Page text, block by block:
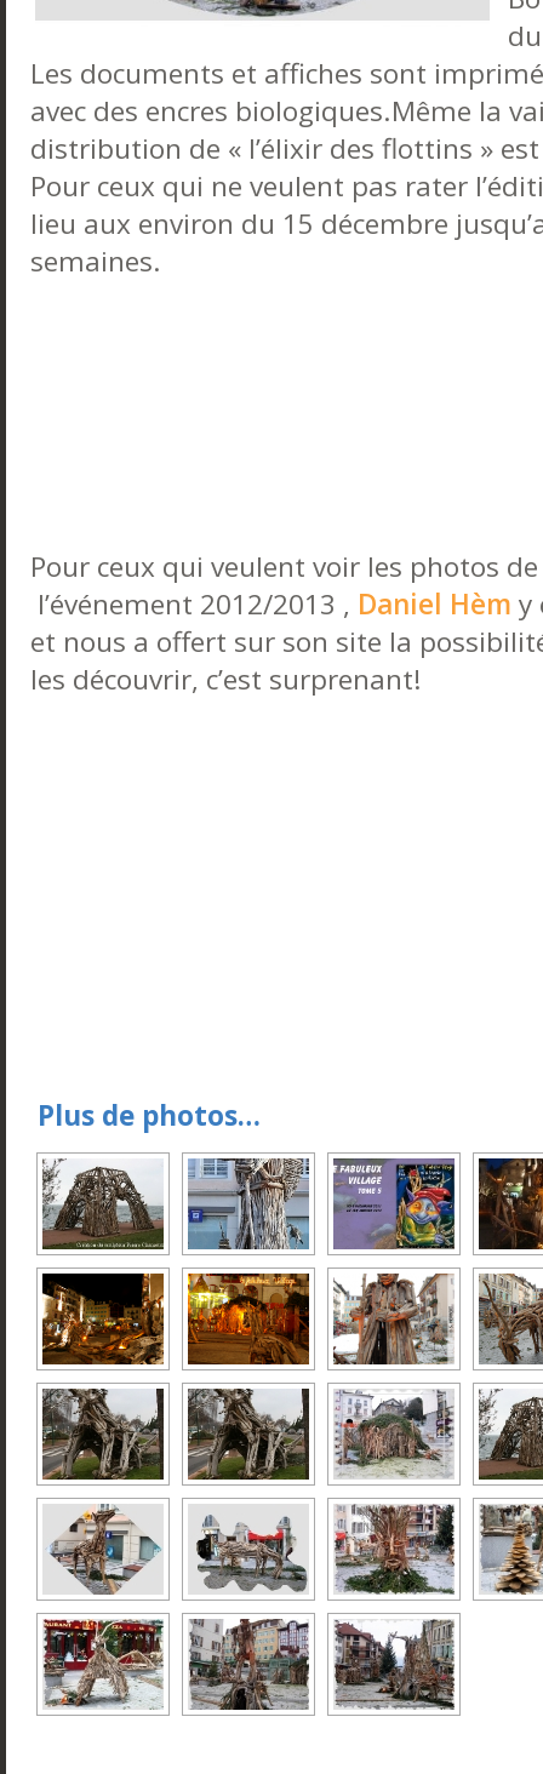
Les documents et affiches sont
avec des encres biologiques.Même la
distribution de « l’élixir des flottins »
Pour ceux qui ne veulent pas rater
lieu aux environ du 15 décembre
semaines.
Pour ceux qui veulent voir les photos de
l’événement 2012/2013 , Daniel Hèm y
et nous a offert sur son site la
les découvrir, c’est surprenant!
Plus de photos…